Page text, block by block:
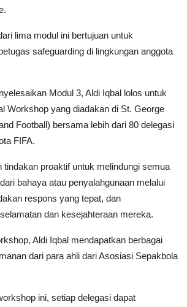
lima modul ini bertujuan untuk
safeguarding di lingkungan anggota
Modul 3, Aldi Iqbal lolos untuk
Workshop yang diadakan di St. George
Football) bersama lebih dari 80 delegasi
FIFA.
tindakan proaktif untuk melindungi semua
bahaya atau penyalahgunaan melalui
respons yang tepat, dan
dan kesejahteraan mereka.
Aldi Iqbal mendapatkan berbagai
dari para ahli dari Asosiasi Sepakbola
ini, setiap delegasi dapat